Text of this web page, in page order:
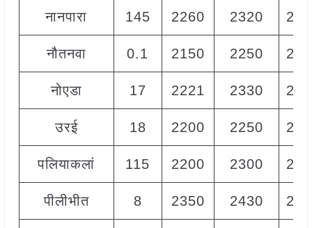
नानपारा 145 2260 2320
नौतनवा 0.1 2150 2250
नोएडा 17 2221 2330
उरई 18 2200 2250
पलियाकलां 115 2200 2300
पीलीभीत 8 2350 2430